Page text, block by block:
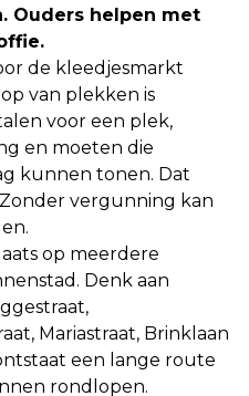
Ouders helpen met
de kleedjesmarkt
van plekken is
voor een plek,
en moeten die
kunnen tonen. Dat
vergunning kan
op meerdere
Denk aan
Mariastraat, Brinklaan
een lange route
rondlopen.